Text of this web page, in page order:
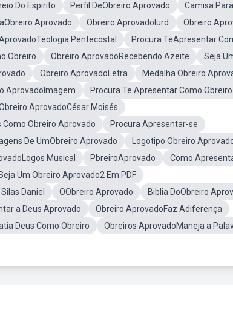
Do Espirito Perfil DeObreiro Aprovado
Camisa
Aprovado Obreiro AprovadoIurd
Obreiro
Pentecostal
Procura TeApresentar
Obreiro Obreiro AprovadoRecebendo Azeite
Seja
Obreiro AprovadoLetra
Medalha Obreiro
AprovadoImagem
Procura Te Apresentar Como
AprovadoCésar Moisés
Obreiro Aprovado
Procura Apresentar-se
De UmObreiro Aprovado
Logotipo Obreiro
Musical PbreiroAprovado
Como
Um Obreiro Aprovado2 Em PDF
Daniel
OObreiro Aprovado
Biblia DoObreiro
a Deus Aprovado
Obreiro AprovadoFaz Adiferença
Deus Como Obreiro
Obreiros AprovadoManeja a